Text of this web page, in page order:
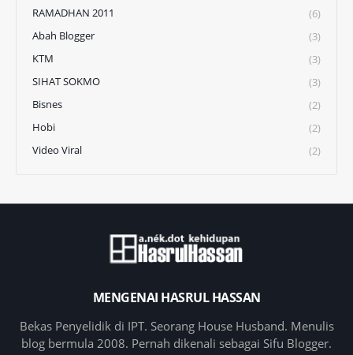
RAMADHAN 2011
(6)
Abah Blogger
(3)
KTM
(3)
SIHAT SOKMO
(3)
Bisnes
(2)
Hobi
(2)
Video Viral
(2)
MENGENAI HASRUL HASSAN
Bekas Penyelidik di IPT. Seorang House Husband. Menulis
blog bermula 2008. Pernah dikenali sebagai Sifu Blogger.